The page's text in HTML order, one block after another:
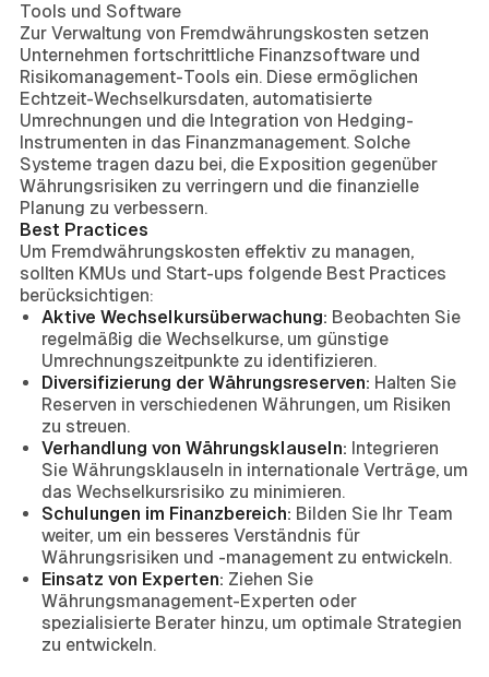
Tools und Software
Zur Verwaltung von Fremdwährungskosten setzen
Unternehmen fortschrittliche Finanzsoftware und
Risikomanagement-Tools ein. Diese ermöglichen
Echtzeit-Wechselkursdaten, automatisierte
Umrechnungen und die Integration von Hedging-
Instrumenten in das Finanzmanagement. Solche
Systeme tragen dazu bei, die Exposition gegenüber
Währungsrisiken zu verringern und die finanzielle
Planung zu verbessern.
Best Practices
Um Fremdwährungskosten effektiv zu managen,
sollten KMUs und Start-ups folgende Best Practices
berücksichtigen:
Aktive Wechselkursüberwachung: Beobachten Sie
regelmäßig die Wechselkurse, um günstige
Umrechnungszeitpunkte zu identifizieren.
Diversifizierung der Währungsreserven: Halten Sie
Reserven in verschiedenen Währungen, um Risiken
zu streuen.
Verhandlung von Währungsklauseln: Integrieren
Sie Währungsklauseln in internationale Verträge, um
das Wechselkursrisiko zu minimieren.
Schulungen im Finanzbereich: Bilden Sie Ihr Team
weiter, um ein besseres Verständnis für
Währungsrisiken und -management zu entwickeln.
Einsatz von Experten: Ziehen Sie
Währungsmanagement-Experten oder
spezialisierte Berater hinzu, um optimale Strategien
zu entwickeln.